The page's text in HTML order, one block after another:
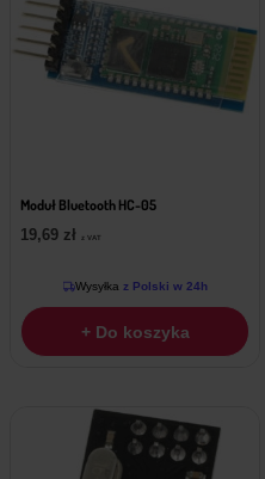
Moduł Bluetooth HC-05
19,69 zł z VAT
Wysyłka z Polski w 24h
+ Do koszyka